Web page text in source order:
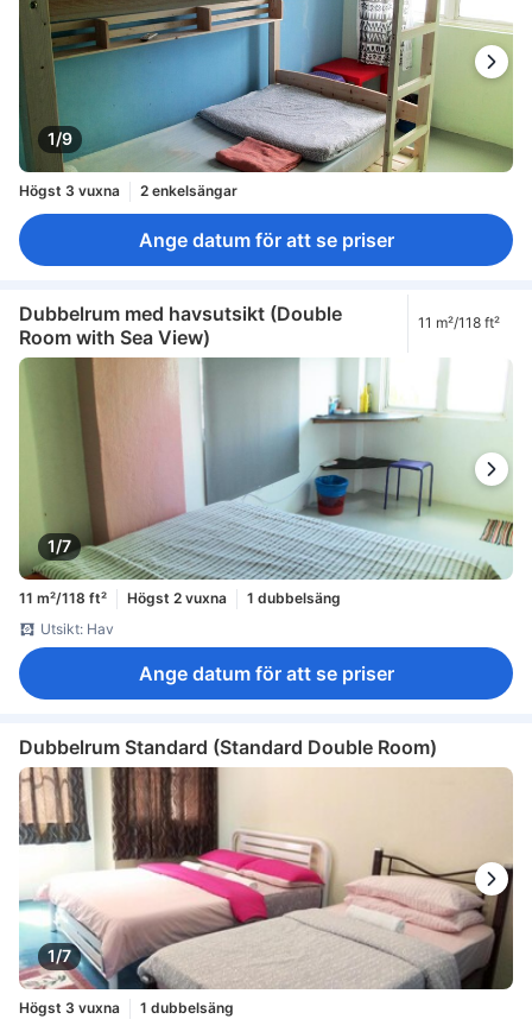
1/9
Högst 3 vuxna 2 enkelsängar
Ange datum för att se priser
Dubbelrum med havsutsikt (Double
Room with Sea View)
11 m²/118 ft²
1/7
11 m²/118 ft² Högst 2 vuxna
1 dubbelsäng
Utsikt: Hav
Ange datum för att se priser
Dubbelrum Standard (Standard Double Room)
1/7
Högst 3 vuxna 1 dubbelsäng